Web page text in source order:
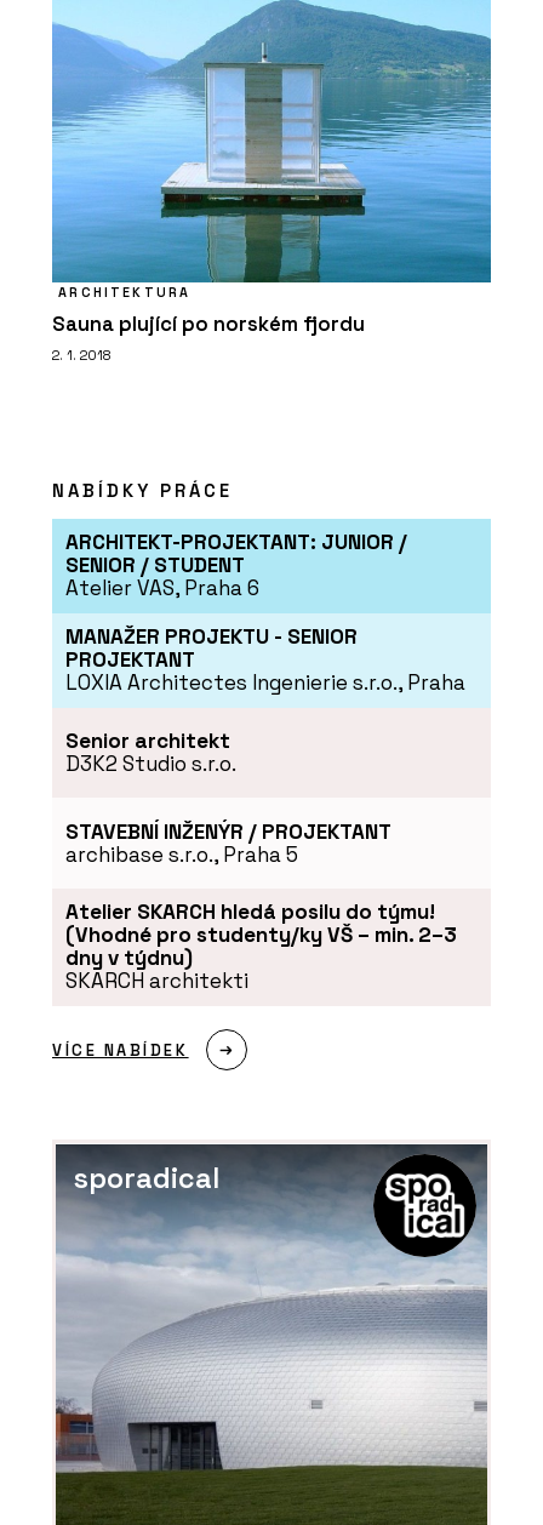
ARCHITEKTURA
Sauna plující po norském fjordu
2. 1. 2018
NABÍDKY PRÁCE
ARCHITEKT-PROJEKTANT: JUNIOR /
SENIOR / STUDENT
Atelier VAS, Praha 6
MANAŽER PROJEKTU - SENIOR
PROJEKTANT
LOXIA Architectes Ingenierie s.r.o., Praha
Senior architekt
D3K2 Studio s.r.o.
STAVEBNÍ INŽENÝR / PROJEKTANT
archibase s.r.o., Praha 5
Atelier SKARCH hledá posilu do týmu!
(Vhodné pro studenty/ky VŠ – min. 2–3
dny v týdnu)
SKARCH architekti
VÍCE NABÍDEK
sporadical